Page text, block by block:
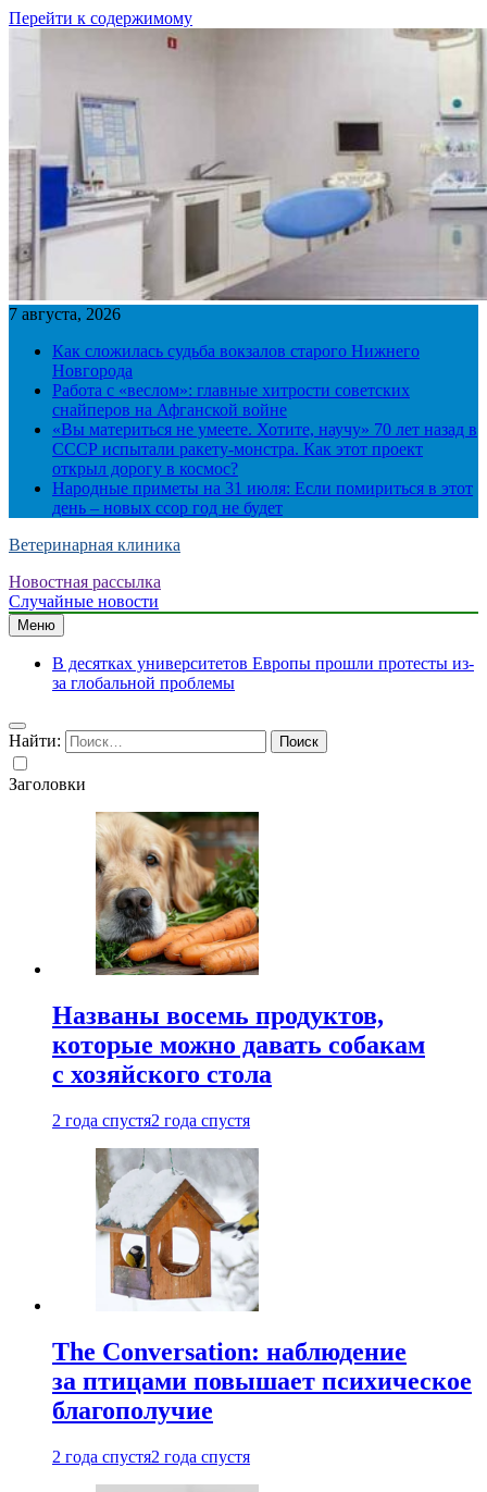
Перейти к содержимому
7 августа, 2026
Как сложилась судьба вокзалов старого Нижнего
Новгорода
Работа с «веслом»: главные хитрости советских
снайперов на Афганской войне
«Вы материться не умеете. Хотите, научу» 70 лет назад в
СССР испытали ракету-монстра. Как этот проект
открыл дорогу в космос?
Народные приметы на 31 июля: Если помириться в этот
день – новых ссор год не будет
Ветеринарная клиника
Новостная рассылка
Случайные новости
Меню
В десятках университетов Европы прошли протесты из-
за глобальной проблемы
Найти:
Заголовки
Названы восемь продуктов,
которые можно давать собакам
с хозяйского стола
2 года спустя2 года спустя
The Conversation: наблюдение
за птицами повышает психическое
благополучие
2 года спустя2 года спустя